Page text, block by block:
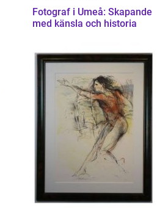
Fotograf i Umeå: Skapande
med känsla och historia